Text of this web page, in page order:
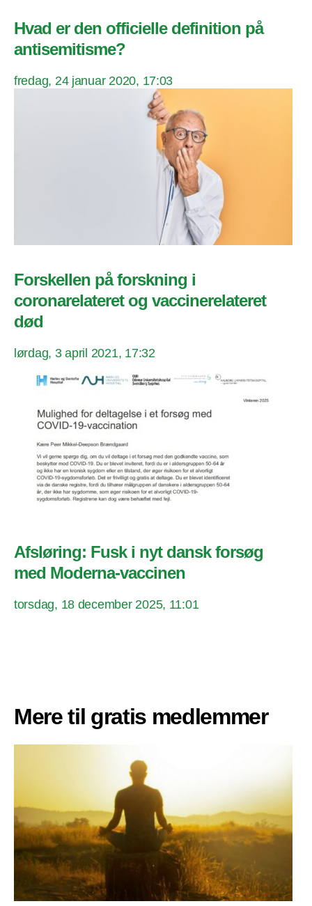
Hvad er den officielle definition på
antisemitisme?
fredag, 24 januar 2020, 17:03
Forskellen på forskning i
coronarelateret og vaccinerelateret
død
lørdag, 3 april 2021, 17:32
Afsløring: Fusk i nyt dansk forsøg
med Moderna-vaccinen
torsdag, 18 december 2025, 11:01
Mere til gratis medlemmer